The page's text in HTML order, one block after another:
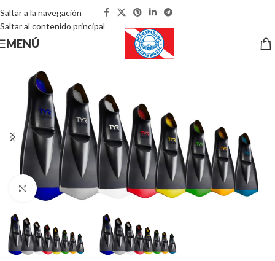
Saltar a la navegación
Saltar al contenido principal
MENÚ
Pulsa para ampliar